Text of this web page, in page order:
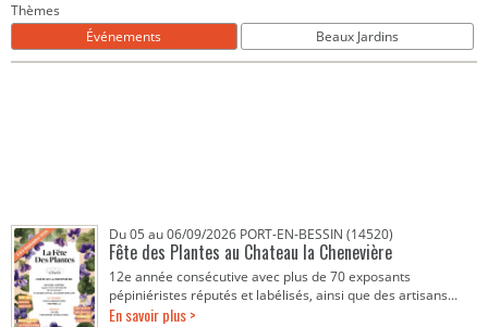
Thèmes
Événements
Beaux Jardins
Du 05 au 06/09/2026 PORT-EN-BESSIN (14520)
Fête des Plantes au Chateau la Chenevière
12e année consécutive avec plus de 70 exposants
pépiniéristes réputés et labélisés, ainsi que des artisans...
En savoir plus >